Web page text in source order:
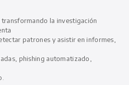
la investigación
patrones y asistir en informes,
phishing automatizado,